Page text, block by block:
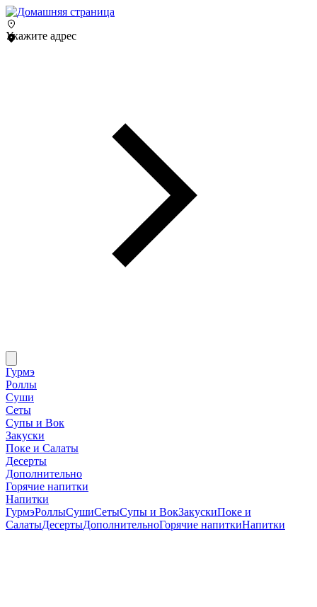
Укажите адрес
Гурмэ
Роллы
Суши
Сеты
Супы и Вок
Закуски
Поке и Салаты
Десерты
Дополнительно
Горячие напитки
Напитки
ГурмэРоллыСушиСетыСупы и ВокЗакускиПоке и
СалатыДесертыДополнительноГорячие напиткиНапитки